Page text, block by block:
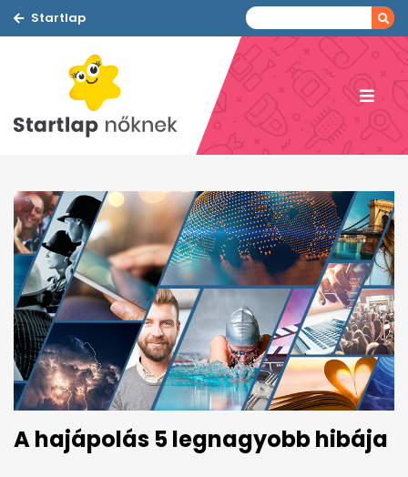
Startlap
A hajápolás 5 legnagyobb hibája